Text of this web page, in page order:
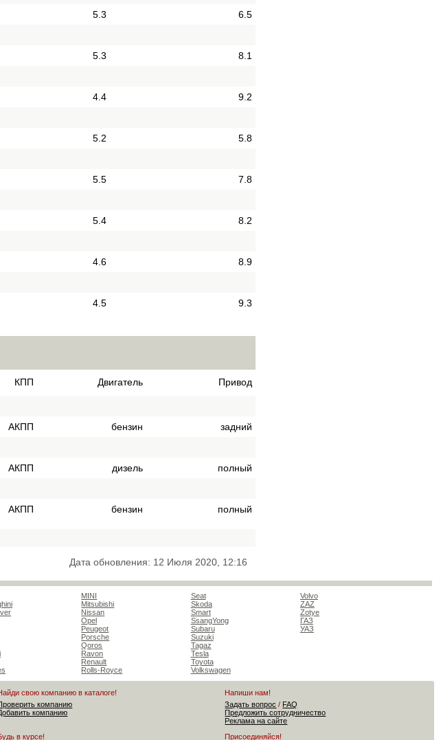
5.3
6.5
5.3
8.1
4.4
9.2
5.2
5.8
5.5
7.8
5.4
8.2
4.6
8.9
4.5 9.3
КПП Двигатель Привод
АКПП бензин
задний
АКПП дизель
полный
АКПП бензин полный
Дата обновления: 12 Июля 2020, 12:16
MINI
Mitsubishi
Nissan
Opel
Peugeot
Porsche
Qoros
Ravon
Renault
Rolls-Royce
Seat
Skoda
Smart
SsangYong
Subaru
Suzuki
Tagaz
Tesla
Toyota
Volkswagen
Volvo
ZAZ
Zotye
ГАЗ
УАЗ
свою компанию в каталоге!
компанию
компанию
Напиши нам!
Задать вопрос / FAQ
Предложить сотрудничество
Реклама на сайте
в курсе! Присоединяйся!